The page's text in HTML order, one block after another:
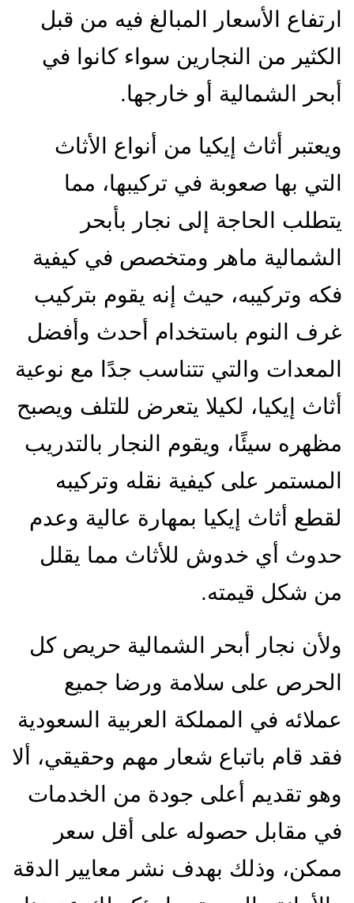
الأسعار المبالغ فيه من قبل
من النجارين سواء كانوا في
الشمالية أو خارجها.
أثاث إيكيا من أنواع الأثاث
بها صعوبة في تركيبها، مما
الحاجة إلى نجار بأبحر
ماهر ومتخصص في كيفية
وتركيبه، حيث إنه يقوم بتركيب
النوم باستخدام أحدث وأفضل
والتي تتناسب جدًا مع نوعية
إيكيا، لكيلا يتعرض للتلف ويصبح
سيئًا، ويقوم النجار بالتدريب
على كيفية نقله وتركيبه
أثاث إيكيا بمهارة عالية وعدم
أي خدوش للأثاث مما يقلل
شكل قيمته.
نجار أبحر الشمالية حريص كل
على سلامة ورضا جميع
في المملكة العربية السعودية
قام باتباع شعار مهم وحقيقي، ألا
تقديم أعلى جودة من الخدمات
مقابل حصوله على أقل سعر
وذلك بهدف نشر معايير الدقة